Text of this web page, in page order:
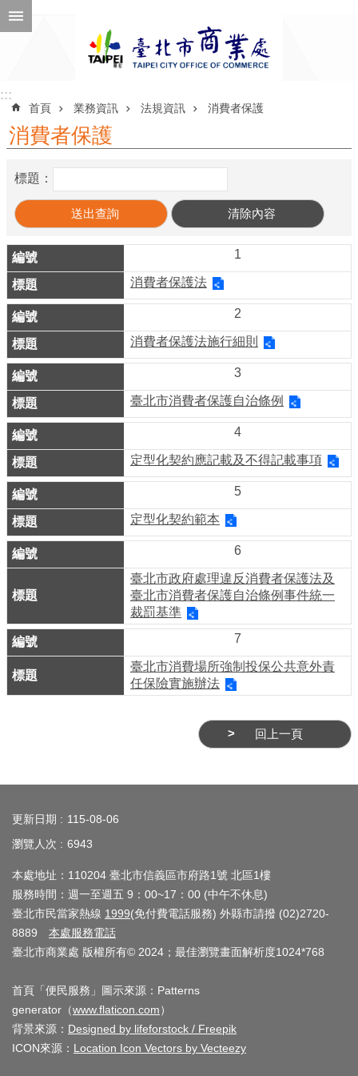
跳到主要內容區塊
訊
息
機
關
介
紹
業
務
資
訊
線
上
服
務
公
及
業
登
記
理
商
業
發
展
與
輔
商
圈
廊
::::::
首頁 業務資訊 法規資訊 消費者保護
消費者保護
標題：
1
消費者保護法
2
消費者保護法施行細則
3
臺北市消費者保護自治條例
4
定型化契約應記載及不得記載事項
5
定型化契約範本
6
臺北市政府處理違反消費者保護法及
臺北市消費者保護自治條例事件統一
裁罰基準
7
臺北市消費場所強制投保公共意外責
任保險實施辦法
回上一頁
更新日期
115-08-06
瀏覽人次
6943
本處地址：110204 臺北市信義區市府路1號 北區1樓
服務時間：週一至週五 9：00~17：00 (中午不休息)
臺北市民當家熱線 1999(免付費電話服務) 外縣市請撥 (02)2720-
8889 本處服務電話
臺北市商業處 版權所有© 2024；最佳瀏覽畫面解析度1024*768
首頁「便民服務」圖示來源：Patterns
generator（www.flaticon.com）
背景來源： Designed by lifeforstock / Freepik
ICON來源： Location Icon Vectors by Vecteezy